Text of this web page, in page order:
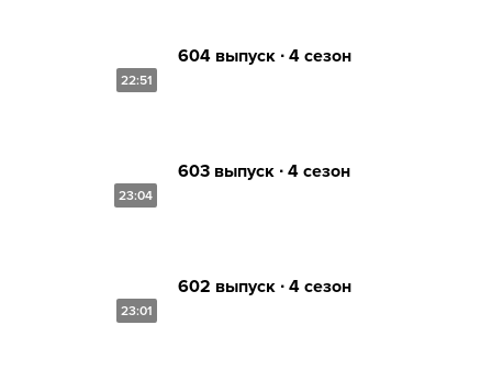
22:51
604 выпуск ∙ 4 сезон
23:04
603 выпуск ∙ 4 сезон
23:01
602 выпуск ∙ 4 сезон